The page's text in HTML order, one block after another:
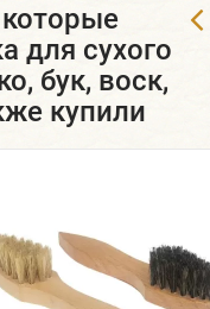
для сухого
бук, воск,
купили